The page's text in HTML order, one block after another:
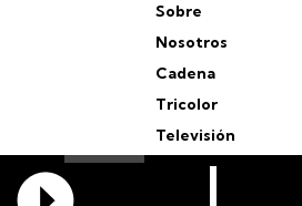
Sobre
Nosotros
Cadena
Tricolor
Televisión
Personal